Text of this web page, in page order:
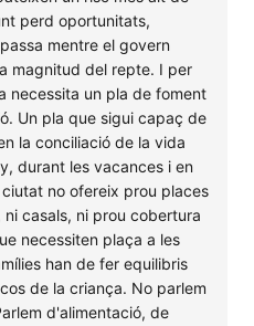
perd oportunitats,
mentre el govern
magnitud del repte. I per
necessita un pla de foment
Un pla que sigui capaç de
la conciliació de la vida
durant les vacances i en
no ofereix prou places
casals, ni prou cobertura
necessiten plaça a les
han de fer equilibris
de la criança. No parlem
d'alimentació, de